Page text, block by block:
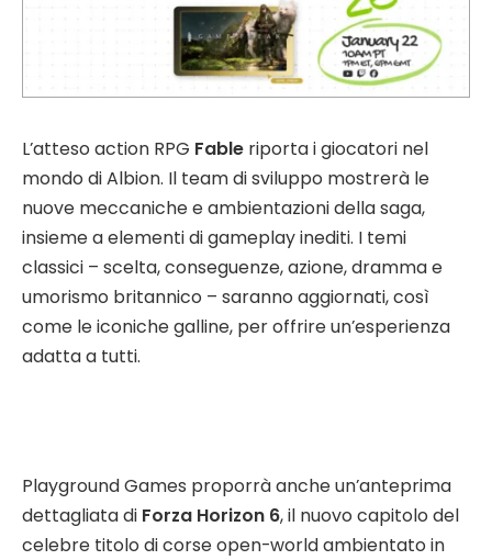
L’atteso action RPG Fable riporta i giocatori nel
mondo di Albion. Il team di sviluppo mostrerà le
nuove meccaniche e ambientazioni della saga,
insieme a elementi di gameplay inediti. I temi
classici – scelta, conseguenze, azione, dramma e
umorismo britannico – saranno aggiornati, così
come le iconiche galline, per offrire un’esperienza
adatta a tutti.
Playground Games proporrà anche un’anteprima
dettagliata di Forza Horizon 6, il nuovo capitolo del
celebre titolo di corse open-world ambientato in